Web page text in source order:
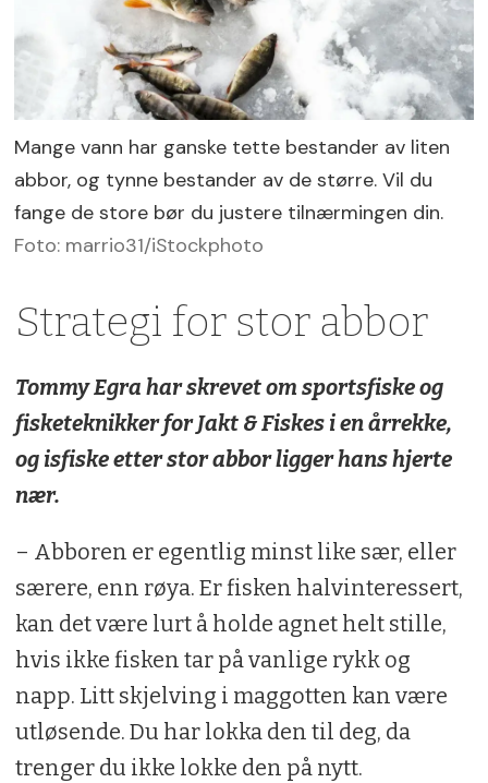
Mange vann har ganske tette bestander av liten
abbor, og tynne bestander av de større. Vil du
fange de store bør du justere tilnærmingen din.
Foto: marrio31/iStockphoto
Strategi for stor abbor
Tommy Egra har skrevet om sportsfiske og
fisketeknikker for Jakt & Fiskes i en årrekke,
og isfiske etter stor abbor ligger hans hjerte
nær.
– Abboren er egentlig minst like sær, eller
særere, enn røya. Er fisken halvinteressert,
kan det være lurt å holde agnet helt stille,
hvis ikke fisken tar på vanlige rykk og
napp. Litt skjelving i maggotten kan være
utløsende. Du har lokka den til deg, da
trenger du ikke lokke den på nytt.